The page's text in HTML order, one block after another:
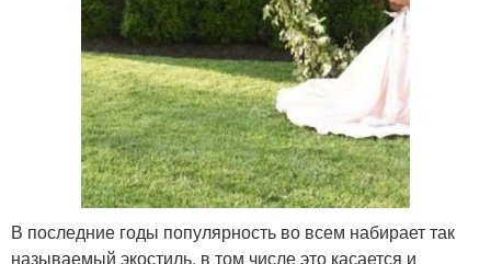
В последние годы популярность во всем набирает так
называемый экостиль, в том числе это касается и